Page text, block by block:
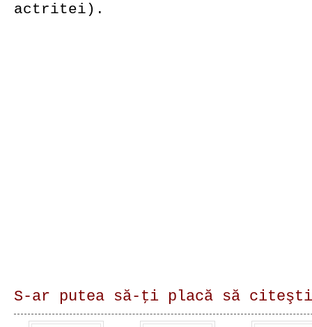
actritei).
S-ar putea să-ţi placă să